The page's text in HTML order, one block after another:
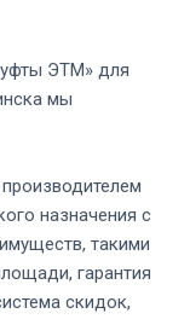
ЭТМ» для
мы
производителем
назначения с
такими
гарантия
скидок,